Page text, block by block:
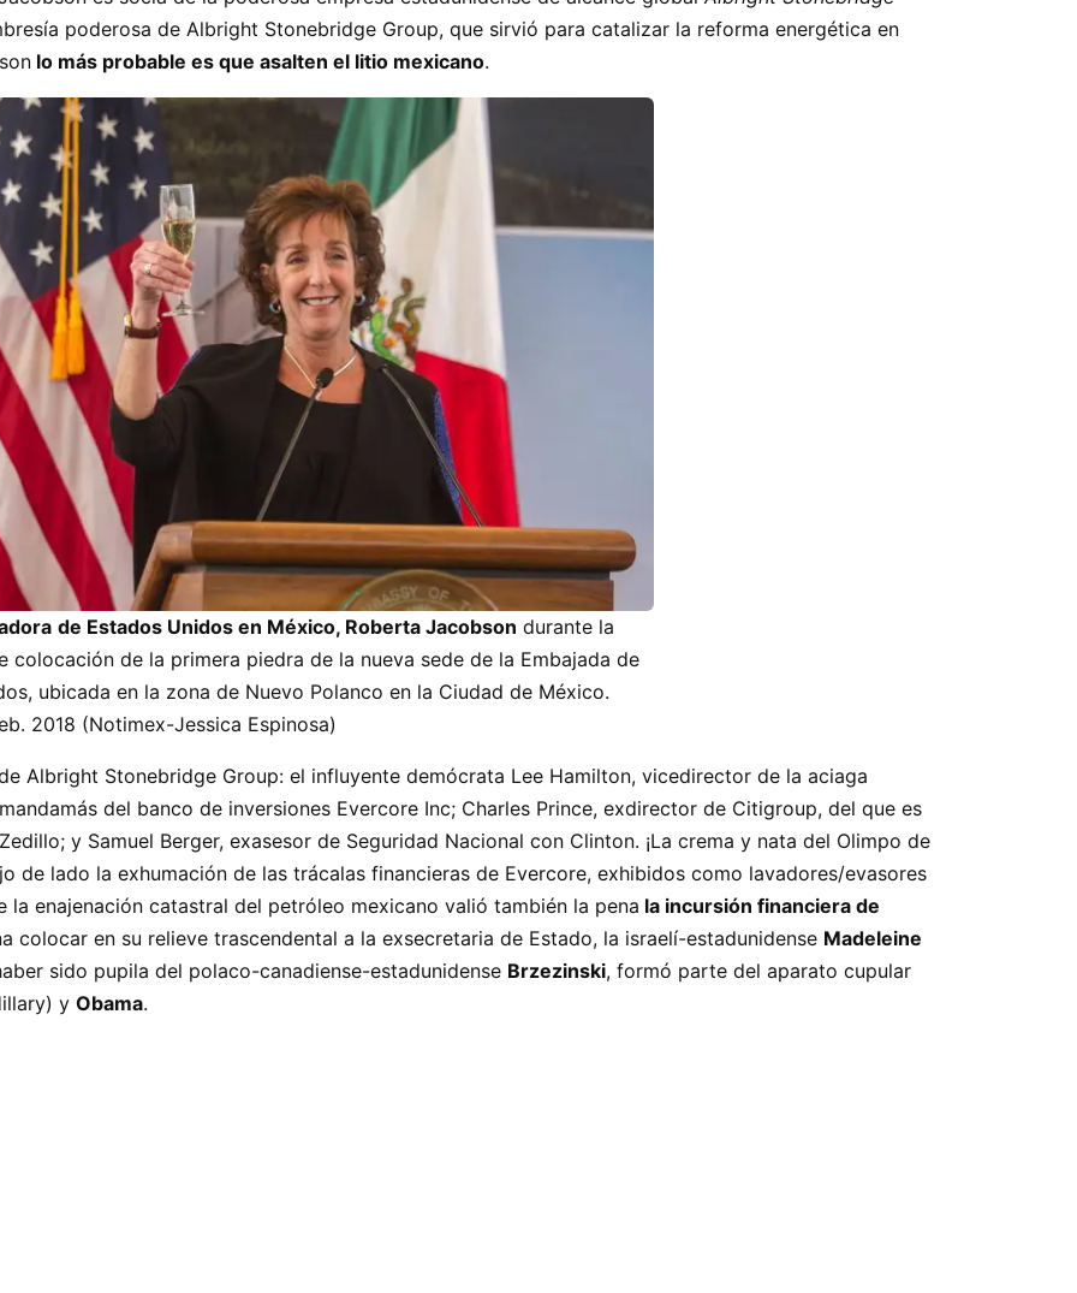
poderosa de Albright Stonebridge Group, que sirvió para catalizar la reforma energética en
lo más probable es que asalten el litio mexicano.
de Estados Unidos en México, Roberta Jacobson durante la
colocación de la primera piedra de la nueva sede de la Embajada de
ubicada en la zona de Nuevo Polanco en la Ciudad de México.
2018 (Notimex-Jessica Espinosa)
Albright Stonebridge Group: el influyente demócrata Lee Hamilton, vicedirector de la aciaga
del banco de inversiones Evercore Inc; Charles Prince, exdirector de Citigroup, del que es
Zedillo; y Samuel Berger, exasesor de Seguridad Nacional con Clinton. ¡La crema y nata del Olimpo de
de lado la exhumación de las trácalas financieras de Evercore, exhibidos como lavadores/evasores
la enajenación catastral del petróleo mexicano valió también la pena la incursión financiera de
colocar en su relieve trascendental a la exsecretaria de Estado, la israelí-estadunidense Madeleine
sido pupila del polaco-canadiense-estadunidense Brzezinski, formó parte del aparato cupular
y Obama.